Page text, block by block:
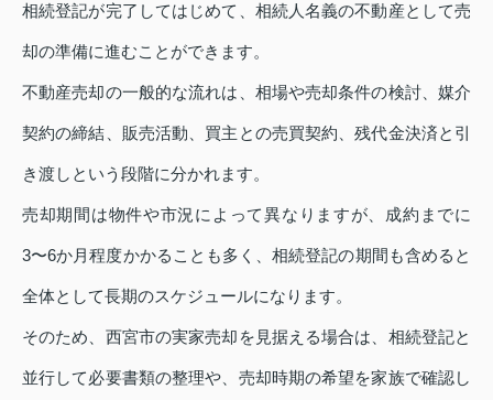
相続登記が完了してはじめて、相続人名義の不動産として売
却の準備に進むことができます。
不動産売却の一般的な流れは、相場や売却条件の検討、媒介
契約の締結、販売活動、買主との売買契約、残代金決済と引
き渡しという段階に分かれます。
売却期間は物件や市況によって異なりますが、成約までに
3〜6か月程度かかることも多く、相続登記の期間も含めると
全体として長期のスケジュールになります。
そのため、西宮市の実家売却を見据える場合は、相続登記と
並行して必要書類の整理や、売却時期の希望を家族で確認し